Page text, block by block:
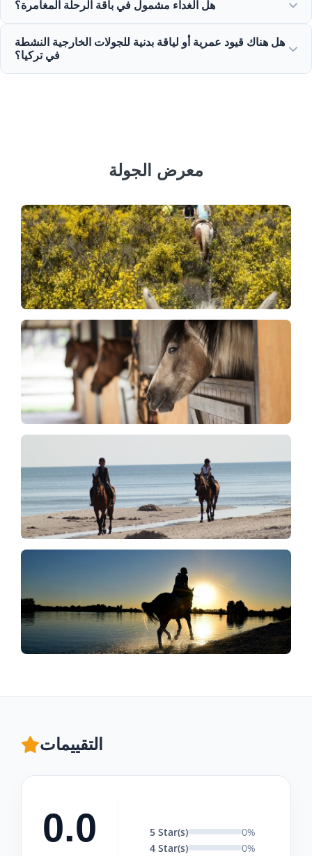
واقي شمس، نظارات شمسية، وملابس إضافية.هل الغداء مشمول في باقة الرحلة المغامرة؟
نعم، تشمل جميع رحلاتنا المغامرة ليوم كامل تقريباً ورحلات
التجديف وسفاري الجيب وجبة غداء محلية لذيذة.
هل هناك قيود عمرية أو لياقة بدنية للجولات الخارجية النشطة
في تركيا؟
معرض الجولة
التقييمات
0.0 5 Star(s)
0%
4 Star(s)
0%